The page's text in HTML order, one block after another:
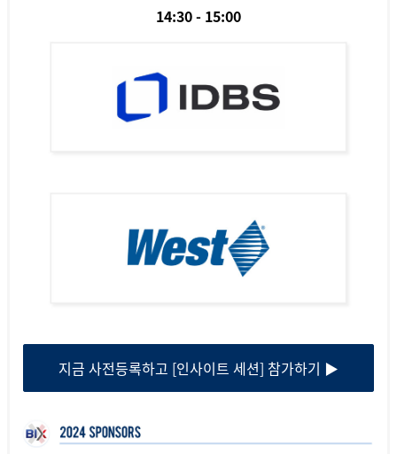
14:30 - 15:00
지금 사전등록하고 [인사이트 세션] 참가하기 ▶